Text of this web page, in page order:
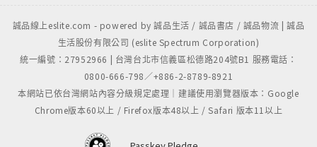
誠品線上eslite.com - powered by 誠品生活 / 誠品書店 / 誠品物流 | 誠品
生活股份有限公司 (eslite Spectrum Corporation)
統一編號：27952966 | 台灣台北市信義區松德路204號B1 服務電話：
0800-666-798／+886-2-8789-8921
本網站已依台灣網站內容分級規定處理｜建議使用瀏覽器版本：Google
Chrome版本60以上 / Firefox版本48以上 / Safari 版本11以上